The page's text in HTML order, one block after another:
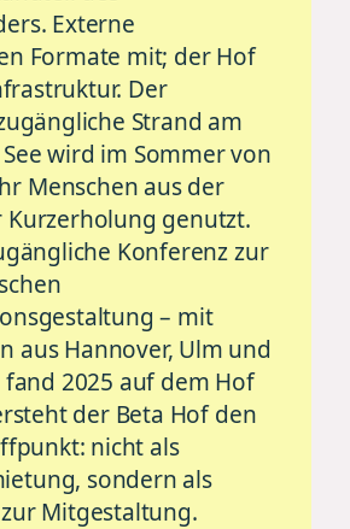
Externe
Formate mit; der Hof
Der
Strand am
wird im Sommer von
Menschen aus der
Kurzerholung genutzt.
Konferenz zur
– mit
aus Hannover, Ulm und
2025 auf dem Hof
der Beta Hof den
nicht als
sondern als
Mitgestaltung.